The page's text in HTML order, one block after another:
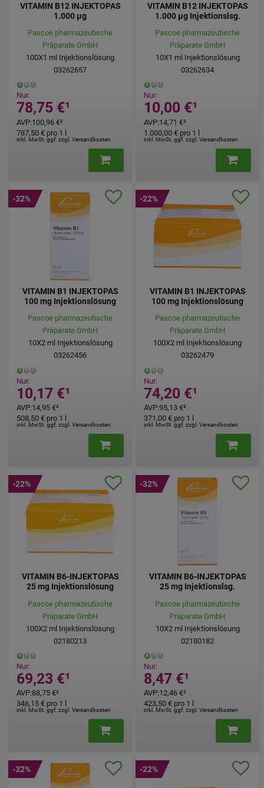
VITAMIN B12 INJEKTOPAS
1.000 µg
Pascoe pharmazeutische
Präparate GmbH
100X1 ml Injektionslösung
03262657
Nur:
78,75 €¹
AVP:100,96 €²
inkl. MwSt. ggf. zzgl. Versandkosten
787,50 € pro 1 l
VITAMIN B12 INJEKTOPAS
1.000 µg Injektionslsg.
Pascoe pharmazeutische
Präparate GmbH
10X1 ml Injektionslösung
03262634
Nur:
10,00 €¹
AVP:14,71 €²
inkl. MwSt. ggf. zzgl. Versandkosten
1.000,00 € pro 1 l
VITAMIN B1 INJEKTOPAS
100 mg Injektionslösung
Pascoe pharmazeutische
Präparate GmbH
10X2ml Injektionslösung
03262456
Nur:
10,17 €¹
AVP:14,95 €²
inkl. MwSt. ggf. zzgl. Versandkosten
508,50 € pro 1 l
-32%
VITAMIN B1 INJEKTOPAS
100 mg Injektionslösung
Pascoe pharmazeutische
Präparate GmbH
100X2 ml Injektionslösung
03262479
Nur:
74,20 €¹
AVP:95,13 €²
inkl. MwSt. ggf. zzgl. Versandkosten
371,00 € pro 1 l
-22%
VITAMIN B6-INJEKTOPAS
25 mg Injektionslösung
Pascoe pharmazeutische
Präparate GmbH
100X2 ml Injektionslösung
02180213
Nur:
69,23 €¹
AVP:88,75 €²
inkl. MwSt. ggf. zzgl. Versandkosten
346,15 € pro 1 l
-22%
VITAMIN B6-INJEKTOPAS
25 mg Injektionslsg.
Pascoe pharmazeutische
Präparate GmbH
10X2ml Injektionslösung
02180182
Nur:
8,47 €¹
AVP:12,46 €²
inkl. MwSt. ggf. zzgl. Versandkosten
423,50 € pro 1 l
-32%
-32% -22%